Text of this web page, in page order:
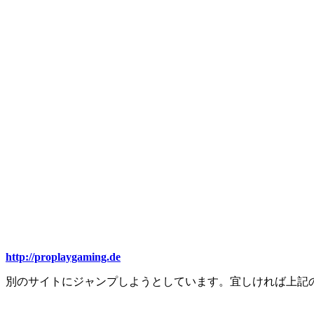
http://proplaygaming.de
別のサイトにジャンプしようとしています。宜しければ上